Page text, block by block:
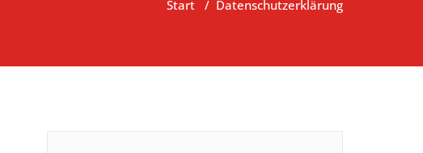
Start / Datenschutzerklärung